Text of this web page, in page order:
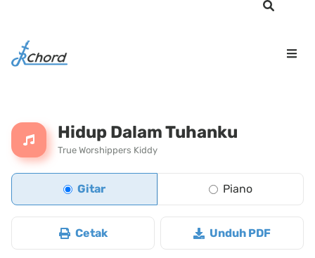
Hidup Dalam Tuhanku
True Worshippers Kiddy
Gitar Piano
Cetak Unduh PDF